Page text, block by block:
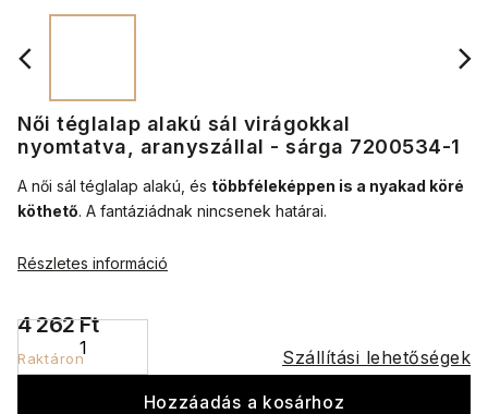
Női téglalap alakú sál virágokkal
nyomtatva, aranyszállal - sárga 7200534-1
4 262 Ft
Raktáron Szállítási lehetőségek
Hozzáadás a kosárhoz
A női sál téglalap alakú, és többféleképpen is a nyakad köré
köthető. A fantáziádnak nincsenek határai.
Részletes információ